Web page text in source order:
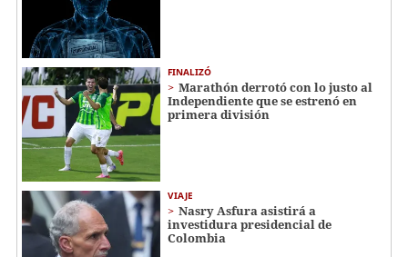
FINALIZÓ
Marathón derrotó con lo justo al
Independiente que se estrenó en
primera división
VIAJE
Nasry Asfura asistirá a
investidura presidencial de
Colombia